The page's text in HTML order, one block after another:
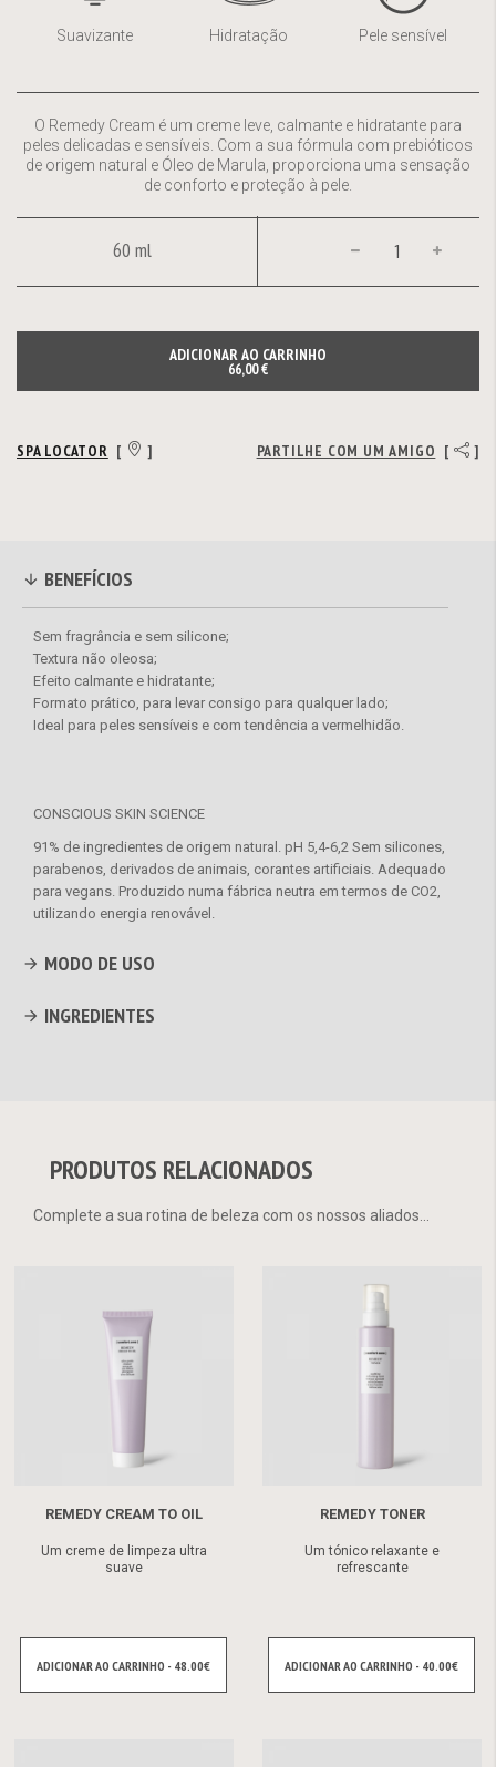
imagens
Suavizante Hidratação Pele sensível
O Remedy Cream é um creme leve, calmante e hidratante para
peles delicadas e sensíveis. Com a sua fórmula com prebióticos
de origem natural e Óleo de Marula, proporciona uma sensação
de conforto e proteção à pele.
ADICIONAR AO CARRINHO
66,00 €
60 ml
SPA LOCATOR [ ] PARTILHE COM UM AMIGO [ ]
BENEFÍCIOS
Sem fragrância e sem silicone;
Textura não oleosa;
Efeito calmante e hidratante;
Formato prático, para levar consigo para qualquer lado;
Ideal para peles sensíveis e com tendência a vermelhidão.
CONSCIOUS SKIN SCIENCE
91% de ingredientes de origem natural. pH 5,4-6,2 Sem silicones,
parabenos, derivados de animais, corantes artificiais. Adequado
para vegans. Produzido numa fábrica neutra em termos de CO2,
utilizando energia renovável.
MODO DE USO
INGREDIENTES
PRODUTOS RELACIONADOS
Complete a sua rotina de beleza com os nossos aliados...
REMEDY CREAM TO OIL
Um creme de limpeza ultra
suave
ADICIONAR AO CARRINHO - 48.00€
REMEDY TONER
Um tónico relaxante e
refrescante
ADICIONAR AO CARRINHO - 40.00€